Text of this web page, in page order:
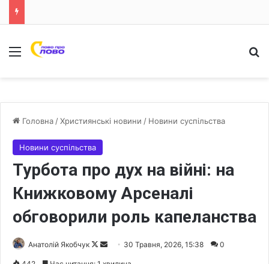
Меню
Головна /Християнські новини / Новини суспільства
Новини суспільства
Турбота про дух на війні: на
Книжковому Арсеналі
обговорили роль капеланства
Анатолій Якобчук
F
30 Травня, 2026, 15:38 0